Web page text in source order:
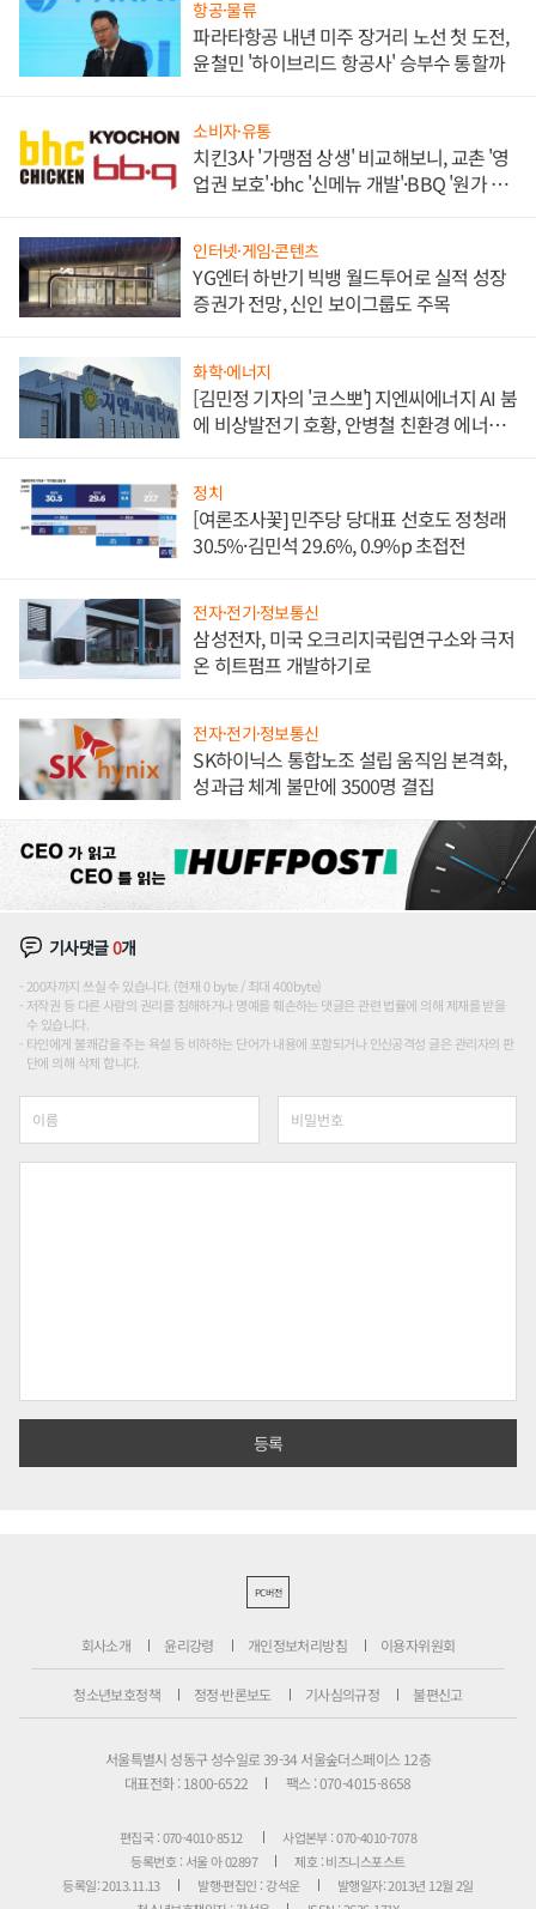
항공·물류
파라타항공 내년 미주 장거리 노선 첫 도전,
윤철민 '하이브리드 항공사' 승부수 통할까
소비자·유통
치킨3사 '가맹점 상생' 비교해보니, 교촌 '영
업권 보호'·bhc '신메뉴 개발'·BBQ '원가 부
인터넷·게임·콘텐츠
YG엔터 하반기 빅뱅 월드투어로 실적 성장
증권가 전망, 신인 보이그룹도 주목
화학·에너지
[김민정 기자의 '코스뽀'] 지엔씨에너지 AI 붐
에 비상발전기 호황, 안병철 친환경 에너지
정치
[여론조사꽃] 민주당 당대표 선호도 정청래
30.5%·김민석 29.6%, 0.9%p 초접전
전자·전기·정보통신
삼성전자, 미국 오크리지국립연구소와 극저
온 히트펌프 개발하기로
전자·전기·정보통신
SK하이닉스 통합노조 설립 움직임 본격화,
성과급 체계 불만에 3500명 결집
기사댓글0개
200자까지 쓰실 수 있습니다. (현재 0 byte / 최대 400byte)
저작권 등 다른 사람의 권리를 침해하거나 명예를 훼손하는 댓글은 관련 법률에 의해 제재를 받을
수 있습니다.
타인에게 불쾌감을 주는 욕설 등 비하하는 단어가 내용에 포함되거나 인신공격성 글은 관리자의 판
단에 의해 삭제 합니다.
PC버전
회사소개 윤리강령 개인정보처리방침 이용자위원회
청소년보호정책 정정·반론보도 기사심의규정 불편신고
서울특별시 성동구 성수일로 39-34 서울숲더스페이스 12층
대표전화 : 1800-6522
팩스 : 070-4015-8658
편집국 : 070-4010-8512
사업본부 : 070-4010-7078
등록번호 : 서울 아 02897
제호 : 비즈니스포스트
등록일: 2013.11.13
발행·편집인 : 강석운
발행일자: 2013년 12월 2일